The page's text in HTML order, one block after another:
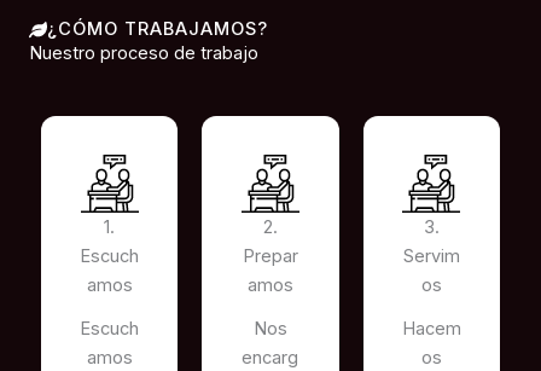
¿CÓMO TRABAJAMOS?
Nuestro proceso de trabajo
1.
Escuch
amos
Escuch
amos
2.
Prepar
amos
Nos
encarg
3.
Servim
os
Hacem
os